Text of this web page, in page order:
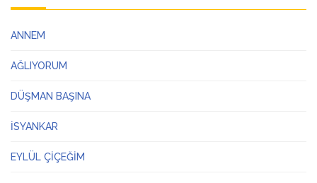
ANNEM
AĞLIYORUM
DÜŞMAN BAŞINA
İSYANKAR
EYLÜL ÇİÇEĞİM